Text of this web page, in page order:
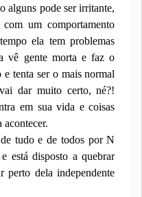
alguns pode ser irritante,
um comportamento
ela tem problemas
vê gente morta e faz o
e tenta ser o mais normal
dar muito certo, né?!
em sua vida e coisas
acontecer.
tudo e de todos por N
está disposto a quebrar
perto dela independente